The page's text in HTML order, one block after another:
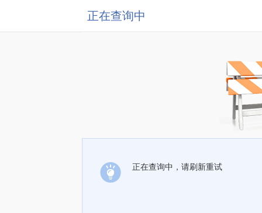
正在查询中
正在查询中，请刷新重试